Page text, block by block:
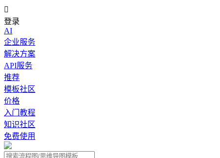

登录
AI
企业服务
解决方案
API服务
推荐
模板社区
价格
入门教程
知识社区
免费使用